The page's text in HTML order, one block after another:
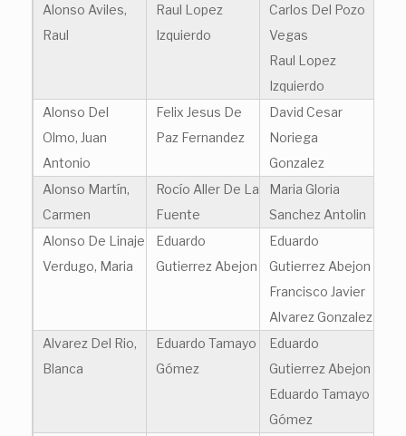
Alonso Aviles,
Raul
Raul Lopez
Izquierdo
Carlos Del Pozo
Vegas
Raul Lopez
Izquierdo
Alonso Del
Olmo, Juan
Antonio
Felix Jesus De
Paz Fernandez
David Cesar
Noriega
Gonzalez
Alonso Martín,
Carmen
Rocío Aller De La
Fuente
Maria Gloria
Sanchez Antolin
Alonso De Linaje
Verdugo, Maria
Eduardo
Gutierrez Abejon
Eduardo
Gutierrez Abejon
Francisco Javier
Alvarez Gonzalez
Alvarez Del Rio,
Blanca
Eduardo Tamayo
Gómez
Eduardo
Gutierrez Abejon
Eduardo Tamayo
Gómez